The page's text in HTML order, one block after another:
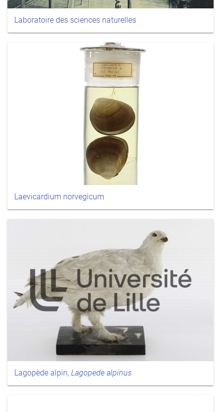
Laboratoire des sciences naturelles
Laevicardium norvegicum
Lagopède alpin, Lagopede alpinus